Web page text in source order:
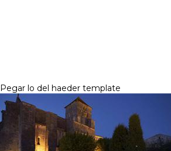
Pegar lo del haeder template